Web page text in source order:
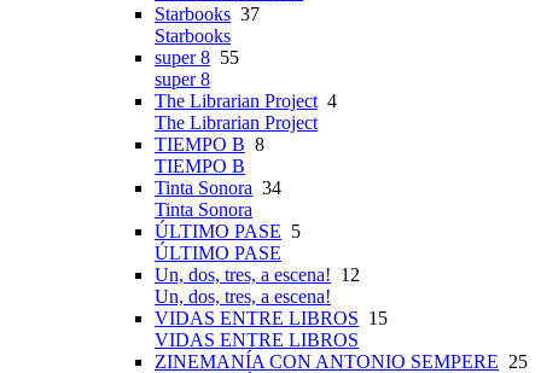
Starbooks 37
Starbooks
super 8 55
super 8
The Librarian Project 4
The Librarian Project
TIEMPO B 8
TIEMPO B
Tinta Sonora 34
Tinta Sonora
ÚLTIMO PASE 5
ÚLTIMO PASE
Un, dos, tres, a escena! 12
Un, dos, tres, a escena!
VIDAS ENTRE LIBROS 15
VIDAS ENTRE LIBROS
ZINEMANÍA CON ANTONIO SEMPERE 25